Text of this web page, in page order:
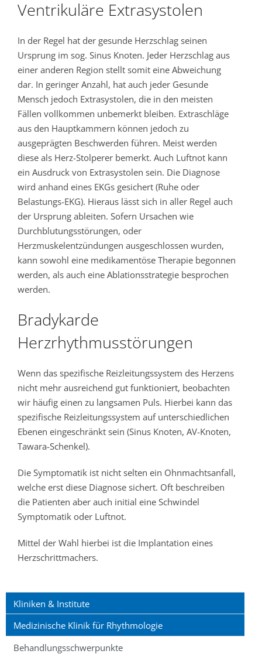
Ventrikuläre Extrasystolen
In der Regel hat der gesunde Herzschlag seinen
Ursprung im sog. Sinus Knoten. Jeder Herzschlag aus
einer anderen Region stellt somit eine Abweichung
dar. In geringer Anzahl, hat auch jeder Gesunde
Mensch jedoch Extrasystolen, die in den meisten
Fällen vollkommen unbemerkt bleiben. Extraschläge
aus den Hauptkammern können jedoch zu
ausgeprägten Beschwerden führen. Meist werden
diese als Herz-Stolperer bemerkt. Auch Luftnot kann
ein Ausdruck von Extrasystolen sein. Die Diagnose
wird anhand eines EKGs gesichert (Ruhe oder
Belastungs-EKG). Hieraus lässt sich in aller Regel auch
der Ursprung ableiten. Sofern Ursachen wie
Durchblutungsstörungen, oder
Herzmuskelentzündungen ausgeschlossen wurden,
kann sowohl eine medikamentöse Therapie begonnen
werden, als auch eine Ablationsstrategie besprochen
werden.
Bradykarde
Herzrhythmusstörungen
Wenn das spezifische Reizleitungssystem des Herzens
nicht mehr ausreichend gut funktioniert, beobachten
wir häufig einen zu langsamen Puls. Hierbei kann das
spezifische Reizleitungssystem auf unterschiedlichen
Ebenen eingeschränkt sein (Sinus Knoten, AV-Knoten,
Tawara-Schenkel).
Die Symptomatik ist nicht selten ein Ohnmachtsanfall,
welche erst diese Diagnose sichert. Oft beschreiben
die Patienten aber auch initial eine Schwindel
Symptomatik oder Luftnot.
Mittel der Wahl hierbei ist die Implantation eines
Herzschrittmachers.
Kliniken & Institute
Medizinische Klinik für Rhythmologie
Behandlungsschwerpunkte